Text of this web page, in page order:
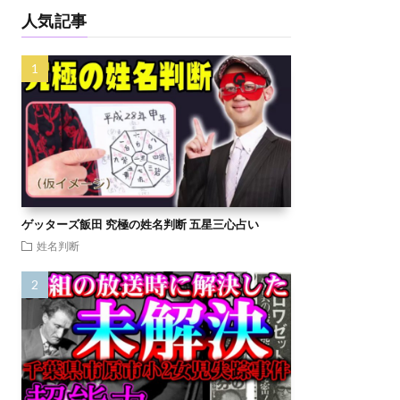
人気記事
ゲッターズ飯田 究極の姓名判断 五星三心占い
姓名判断